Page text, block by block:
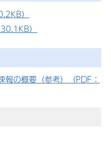
）
）
の概要（参考）（PDF：